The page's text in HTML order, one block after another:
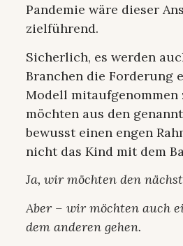
Pandemie wäre dieser
zielführend.
Sicherlich, es werden
Branchen die Forderung
Modell mitaufgenommen
möchten aus den
bewusst einen engen
nicht das Kind mit dem
Ja, wir möchten den
Aber – wir möchten auch
dem anderen gehen.